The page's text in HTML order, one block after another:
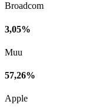
Broadcom
3,05%
Muu
57,26%
Apple